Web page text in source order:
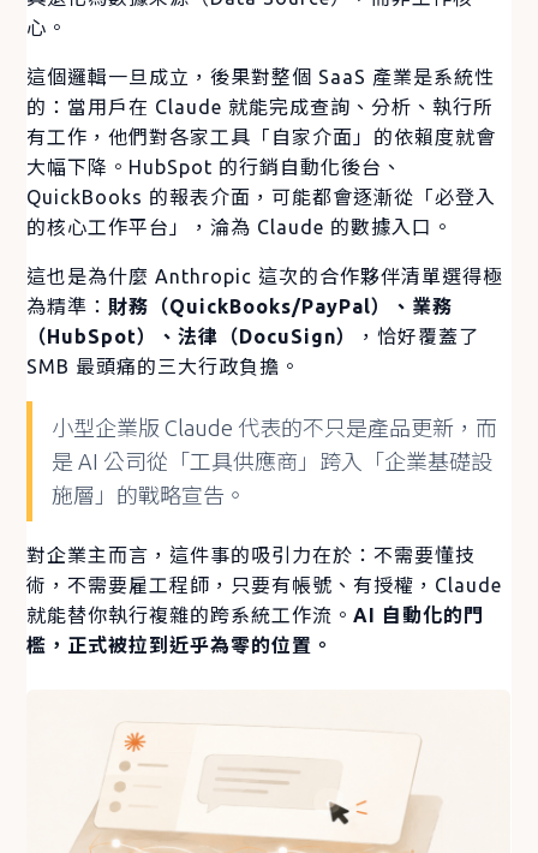
心。
這個邏輯一旦成立，後果對整個 SaaS 產業是系統性
的：當用戶在 Claude 就能完成查詢、分析、執行所
有工作，他們對各家工具「自家介面」的依賴度就會
大幅下降。HubSpot 的行銷自動化後台、
QuickBooks 的報表介面，可能都會逐漸從「必登入
的核心工作平台」，淪為 Claude 的數據入口。
這也是為什麼 Anthropic 這次的合作夥伴清單選得極
為精準： 財務（QuickBooks/PayPal）、業務
（HubSpot）、法律（DocuSign）
，恰好覆蓋了
SMB 最頭痛的三大行政負擔。
小型企業版 Claude 代表的不只是產品更新，而
是 AI 公司從「工具供應商」跨入「企業基礎設
施層」的戰略宣告。
對企業主而言，這件事的吸引力在於：不需要懂技
術，不需要雇工程師，只要有帳號、有授權，Claude
就能替你執行複雜的跨系統工作流。AI 自動化的門
檻，正式被拉到近乎為零的位置。